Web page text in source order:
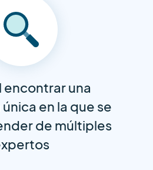
encontrar una
en la que se
de múltiples